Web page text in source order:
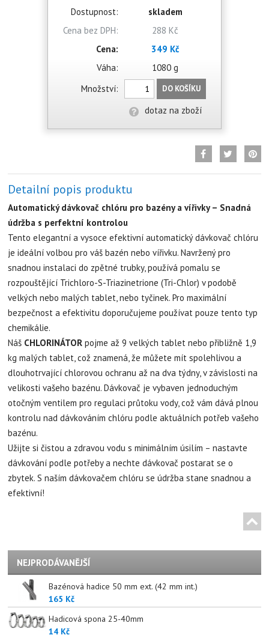
Dostupnost:
skladem
Cena bez DPH:
288 Kč
Cena:
349 Kč
Váha:
1080 g
Množství:
DO KOŠÍKU
dotaz na zboží
Detailní popis produktu
Automatický dávkovač chlóru pro bazény a vířivky – Snadná
údržba s perfektní kontrolou
Tento elegantní a vysoce efektivní automatický dávkovač chlóru
je ideální volbou pro váš bazén nebo vířivku. Navržený pro
snadnou instalaci do zpětné trubky, používá pomalu se
rozpouštějící Trichloro-S-Triazinetrione (Tri-Chlor) v podobě
velkých nebo malých tablet, nebo tyčinek. Pro maximální
bezpečnost a efektivitu doporučujeme používat pouze tento typ
chemikálie.
Náš CHLORINÁTOR pojme až 9 velkých tablet nebo přibližně 1,9
kg malých tablet, což znamená, že můžete mít spolehlivou a
dlouhotrvající chlorovou ochranu až na dva týdny, v závislosti na
velikosti vašeho bazénu. Dávkovač je vybaven jednoduchým
otočným ventilem pro regulaci průtoku vody, což vám dává plnou
kontrolu nad dávkováním chlóru podle aktuálních potřeb vašeho
bazénu.
Užijte si čistou a zdravou vodu s minimálním úsilím – nastavte
dávkování podle potřeby a nechte dávkovač postarat se o
zbytek. S naším dávkovačem chlóru se údržba stane snadnou a
efektivní!
NEJPRODÁVANĚJŠÍ
Bazénová hadice 50 mm ext. (42 mm int.)
165 Kč
Hadicová spona 25-40mm
14 Kč